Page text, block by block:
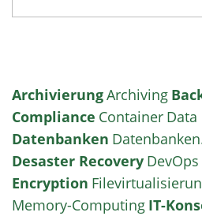
ArchivierungArchiving
Compliance Container Data
Datenbanken
Desaster Recovery DevOps
Encryption
Memory-Computing IT-